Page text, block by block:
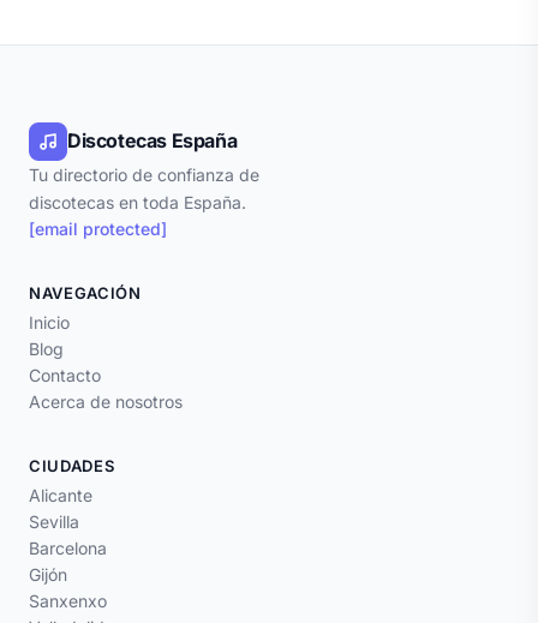
Discotecas España
Tu directorio de confianza de
discotecas en toda España.
[email protected]
NAVEGACIÓN
Inicio
Blog
Contacto
Acerca de nosotros
CIUDADES
Alicante
Sevilla
Barcelona
Gijón
Sanxenxo